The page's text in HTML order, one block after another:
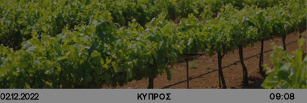
02.12.2022 ΚΥΠΡΟΣ 09:08